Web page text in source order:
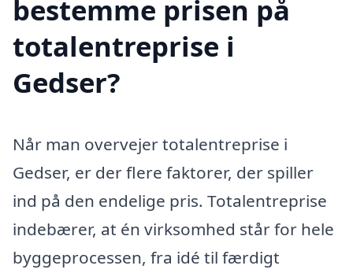
bestemme prisen på
totalentreprise i
Gedser?
Når man overvejer totalentreprise i
Gedser, er der flere faktorer, der spiller
ind på den endelige pris. Totalentreprise
indebærer, at én virksomhed står for hele
byggeprocessen, fra idé til færdigt